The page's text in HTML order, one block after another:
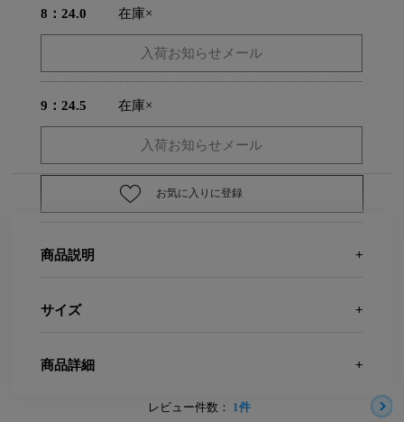
8：24.0 在庫×
9：24.5 在庫×
お気に入りに登録
商品説明
サイズ
商品詳細
レビュー件数： 1件